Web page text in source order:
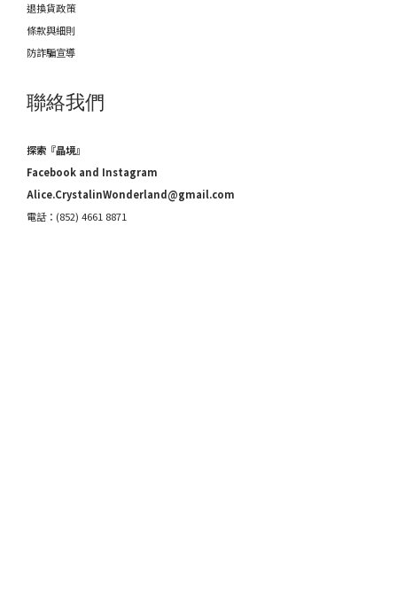
退換貨政策
條款與細則
防詐騙宣導
聯絡我們
探索『晶境』
Facebook and Instagram
Alice.CrystalinWonderland@gmail.com
電話：(852) 4661 8871